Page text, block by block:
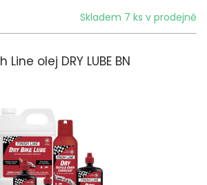
Skladem 7 ks v prodejně
Line olej DRY LUBE BN